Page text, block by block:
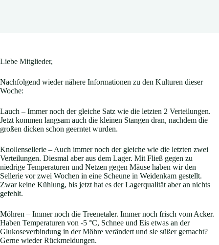
Liebe Mitglieder,
Nachfolgend wieder nähere Informationen zu den Kulturen dieser
Woche:
Lauch – Immer noch der gleiche Satz wie die letzten 2 Verteilungen.
Jetzt kommen langsam auch die kleinen Stangen dran, nachdem die
großen dicken schon geerntet wurden.
Knollensellerie – Auch immer noch der gleiche wie die letzten zwei
Verteilungen. Diesmal aber aus dem Lager. Mit Fließ gegen zu
niedrige Temperaturen und Netzen gegen Mäuse haben wir den
Sellerie vor zwei Wochen in eine Scheune in Weidenkam gestellt.
Zwar keine Kühlung, bis jetzt hat es der Lagerqualität aber an nichts
gefehlt.
Möhren – Immer noch die Treenetaler. Immer noch frisch vom Acker.
Haben Temperaturen von -5 °C, Schnee und Eis etwas an der
Glukoseverbindung in der Möhre verändert und sie süßer gemacht?
Gerne wieder Rückmeldungen.